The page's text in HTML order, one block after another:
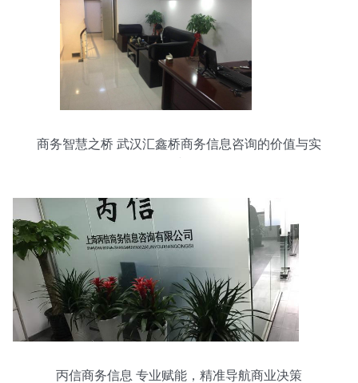
商务智慧之桥 武汉汇鑫桥商务信息咨询的价值与实
丙信商务信息 专业赋能，精准导航商业决策